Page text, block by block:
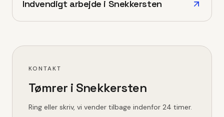
Indvendigt arbejde i Snekkersten
KONTAKT
Tømrer i Snekkersten
Ring eller skriv, vi vender tilbage indenfor 24 timer.